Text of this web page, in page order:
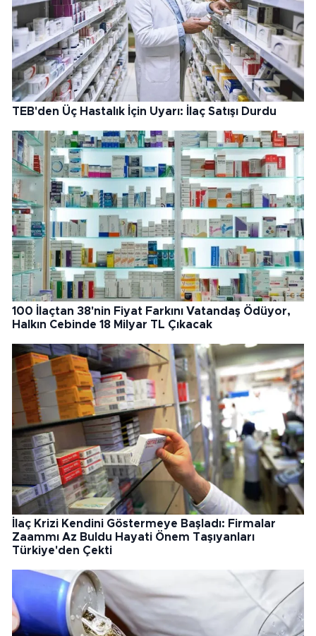
TEB'den Üç Hastalık İçin Uyarı: İlaç Satışı Durdu
100 İlaçtan 38'nin Fiyat Farkını Vatandaş Ödüyor,
Halkın Cebinde 18 Milyar TL Çıkacak
İlaç Krizi Kendini Göstermeye Başladı: Firmalar
Zaammı Az Buldu Hayati Önem Taşıyanları
Türkiye'den Çekti